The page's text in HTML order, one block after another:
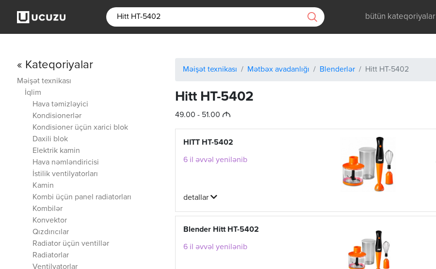
bütün kateqoriyalar
« Kateqoriyalar
Məişət texnikası
İqlim
Hava təmizləyici
Kondisionerlər
Kondisioner üçün xarici blok
Daxili blok
Elektrik kamin
Hava nəmləndiricisi
İstilik ventilyatorları
Kamin
Kombi üçün panel radiatorları
Kombilər
Konvektor
Qızdırıcılar
Radiator üçün ventillər
Radiatorlar
Ventilyatorlar
Məişət texnikası Mətbəx avadanlığı Blenderlər Hitt HT-5402
Hitt HT-5402
49.00 - 51.00 M
HITT HT-5402
6 il əvvəl yenilənib
detallar
Blender Hitt HT-5402
6 il əvvəl yenilənib